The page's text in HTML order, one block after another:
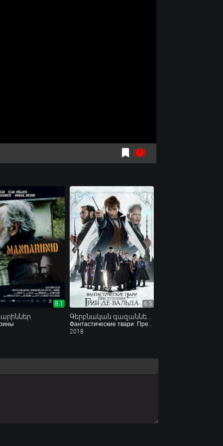
8.1 6.5
Գերբնական գազաններ․ Գրինդևալդի հանցագործությունները
2018